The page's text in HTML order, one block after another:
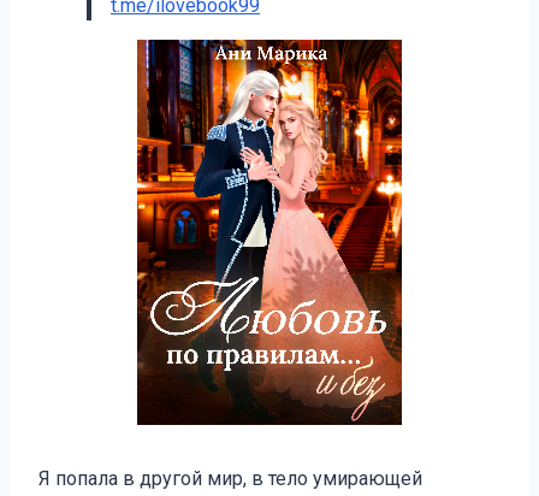
t.me/ilovebook99
Я попала в другой мир, в тело умирающей